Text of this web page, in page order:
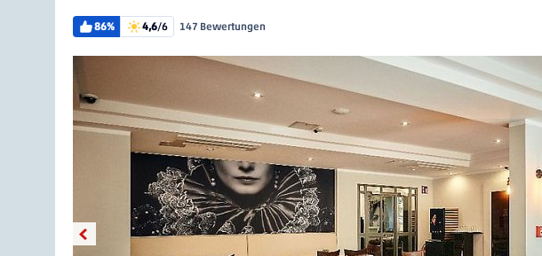
86% 4,6/6 147 Bewertungen